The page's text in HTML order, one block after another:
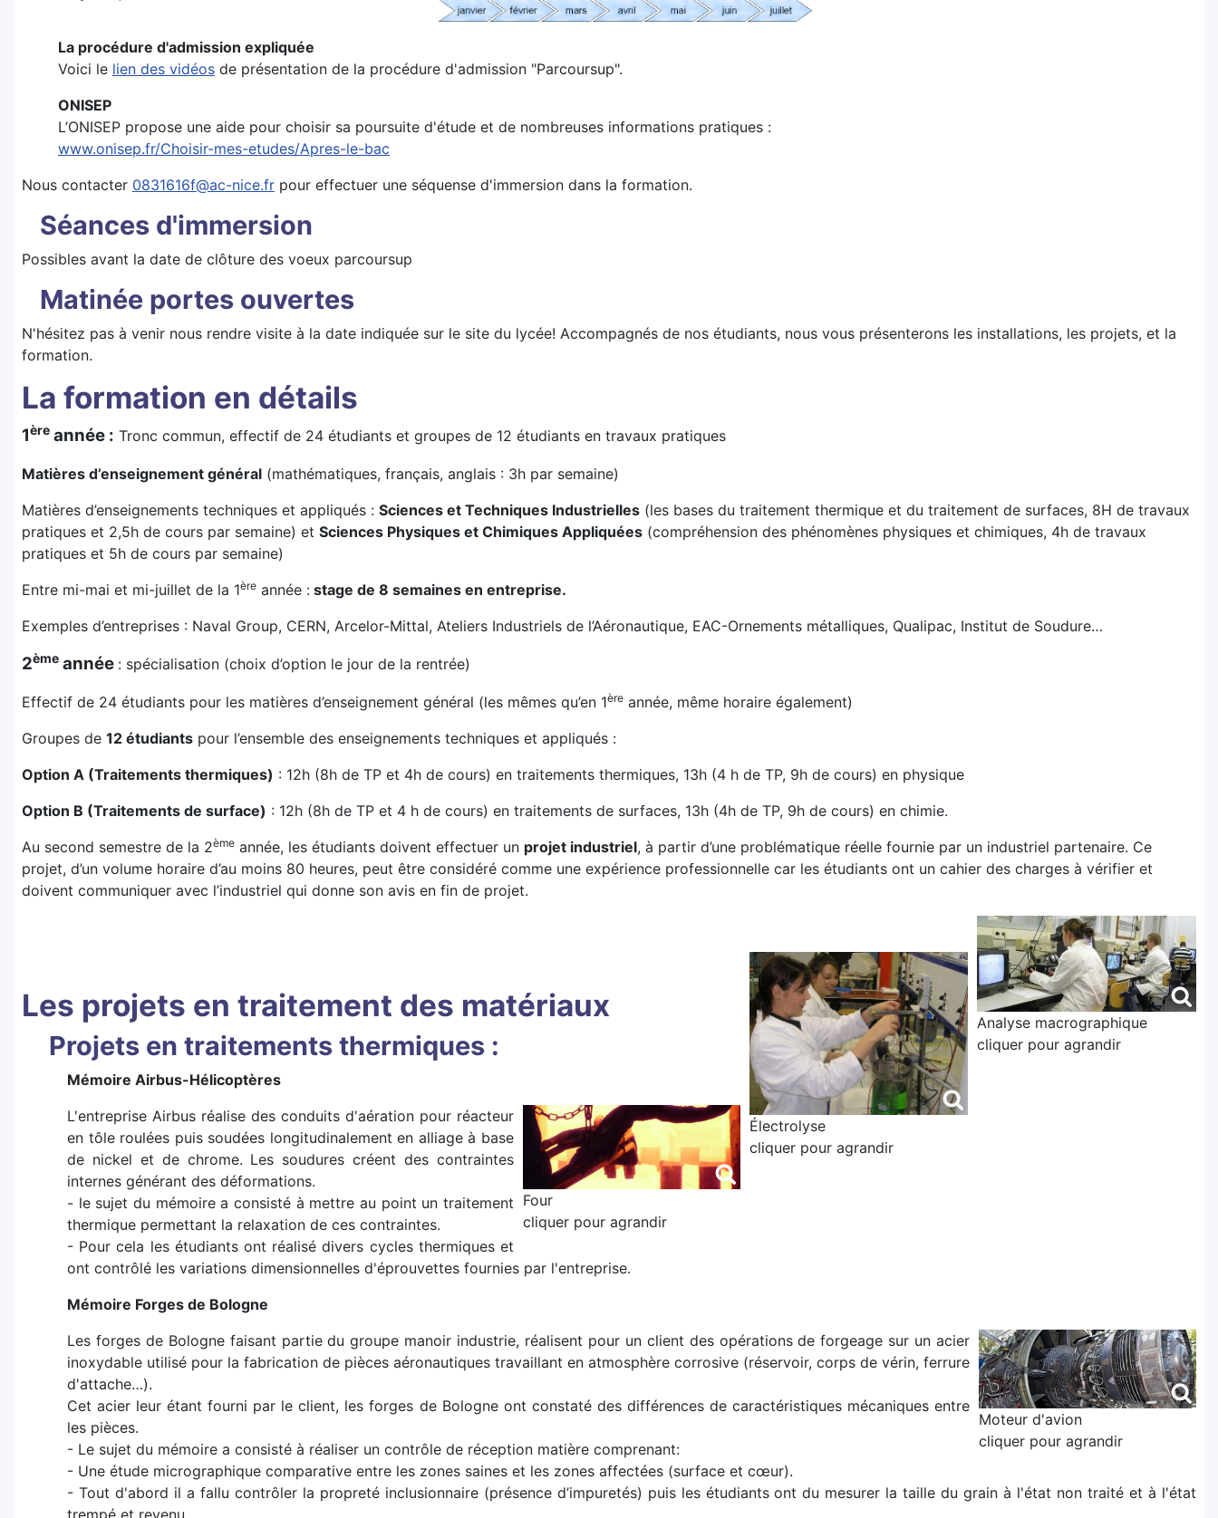
La procédure d'admission expliquée
Voici le lien des vidéos de présentation de la procédure d'admission "Parcoursup".
ONISEP
L’ONISEP propose une aide pour choisir sa poursuite d'étude et de nombreuses informations pratiques :
www.onisep.fr/Choisir-mes-etudes/Apres-le-bac
Nous contacter 0831616f@ac-nice.fr pour effectuer une séquense d'immersion dans la formation.
Séances d'immersion
Possibles avant la date de clôture des voeux parcoursup
Matinée portes ouvertes
N'hésitez pas à venir nous rendre visite à la date indiquée sur le site du lycée! Accompagnés de nos étudiants, nous vous présenterons les installations, les projets, et la
formation.
La formation en détails
1ère année : Tronc commun, effectif de 24 étudiants et groupes de 12 étudiants en travaux pratiques
Matières d’enseignement général (mathématiques, français, anglais : 3h par semaine)
Matières d’enseignements techniques et appliqués : Sciences et Techniques Industrielles (les bases du traitement thermique et du traitement de surfaces, 8H de travaux
pratiques et 2,5h de cours par semaine) et Sciences Physiques et Chimiques Appliquées (compréhension des phénomènes physiques et chimiques, 4h de travaux
pratiques et 5h de cours par semaine)
Entre mi-mai et mi-juillet de la 1ère année : stage de 8 semaines en entreprise.
Exemples d’entreprises : Naval Group, CERN, Arcelor-Mittal, Ateliers Industriels de l’Aéronautique, EAC-Ornements métalliques, Qualipac, Institut de Soudure…
2ème année : spécialisation (choix d’option le jour de la rentrée)
Effectif de 24 étudiants pour les matières d’enseignement général (les mêmes qu’en 1ère année, même horaire également)
Groupes de 12 étudiants pour l’ensemble des enseignements techniques et appliqués :
Option A (Traitements thermiques) : 12h (8h de TP et 4h de cours) en traitements thermiques, 13h (4 h de TP, 9h de cours) en physique
Option B (Traitements de surface) : 12h (8h de TP et 4 h de cours) en traitements de surfaces, 13h (4h de TP, 9h de cours) en chimie.
Au second semestre de la 2ème année, les étudiants doivent effectuer un projet industriel, à partir d’une problématique réelle fournie par un industriel partenaire. Ce
projet, d’un volume horaire d’au moins 80 heures, peut être considéré comme une expérience professionnelle car les étudiants ont un cahier des charges à vérifier et
doivent communiquer avec l’industriel qui donne son avis en fin de projet.
Analyse macrographique
cliquer pour agrandir
Électrolyse
cliquer pour agrandir
Les projets en traitement des matériaux
Projets en traitements thermiques :
Mémoire Airbus-Hélicoptères
Four
cliquer pour agrandir
L'entreprise Airbus réalise des conduits d'aération pour réacteur
en tôle roulées puis soudées longitudinalement en alliage à base
de nickel et de chrome. Les soudures créent des contraintes
internes générant des déformations.
- le sujet du mémoire a consisté à mettre au point un traitement
thermique permettant la relaxation de ces contraintes.
- Pour cela les étudiants ont réalisé divers cycles thermiques et
ont contrôlé les variations dimensionnelles d'éprouvettes fournies par l'entreprise.
Mémoire Forges de Bologne
Moteur d'avion
cliquer pour agrandir
Les forges de Bologne faisant partie du groupe manoir industrie, réalisent pour un client des opérations de forgeage sur un acier
inoxydable utilisé pour la fabrication de pièces aéronautiques travaillant en atmosphère corrosive (réservoir, corps de vérin, ferrure
d'attache…).
Cet acier leur étant fourni par le client, les forges de Bologne ont constaté des différences de caractéristiques mécaniques entre
les pièces.
- Le sujet du mémoire a consisté à réaliser un contrôle de réception matière comprenant:
- Une étude micrographique comparative entre les zones saines et les zones affectées (surface et cœur).
- Tout d'abord il a fallu contrôler la propreté inclusionnaire (présence d’impuretés) puis les étudiants ont du mesurer la taille du grain à l'état non traité et à l'état
trempé et revenu.